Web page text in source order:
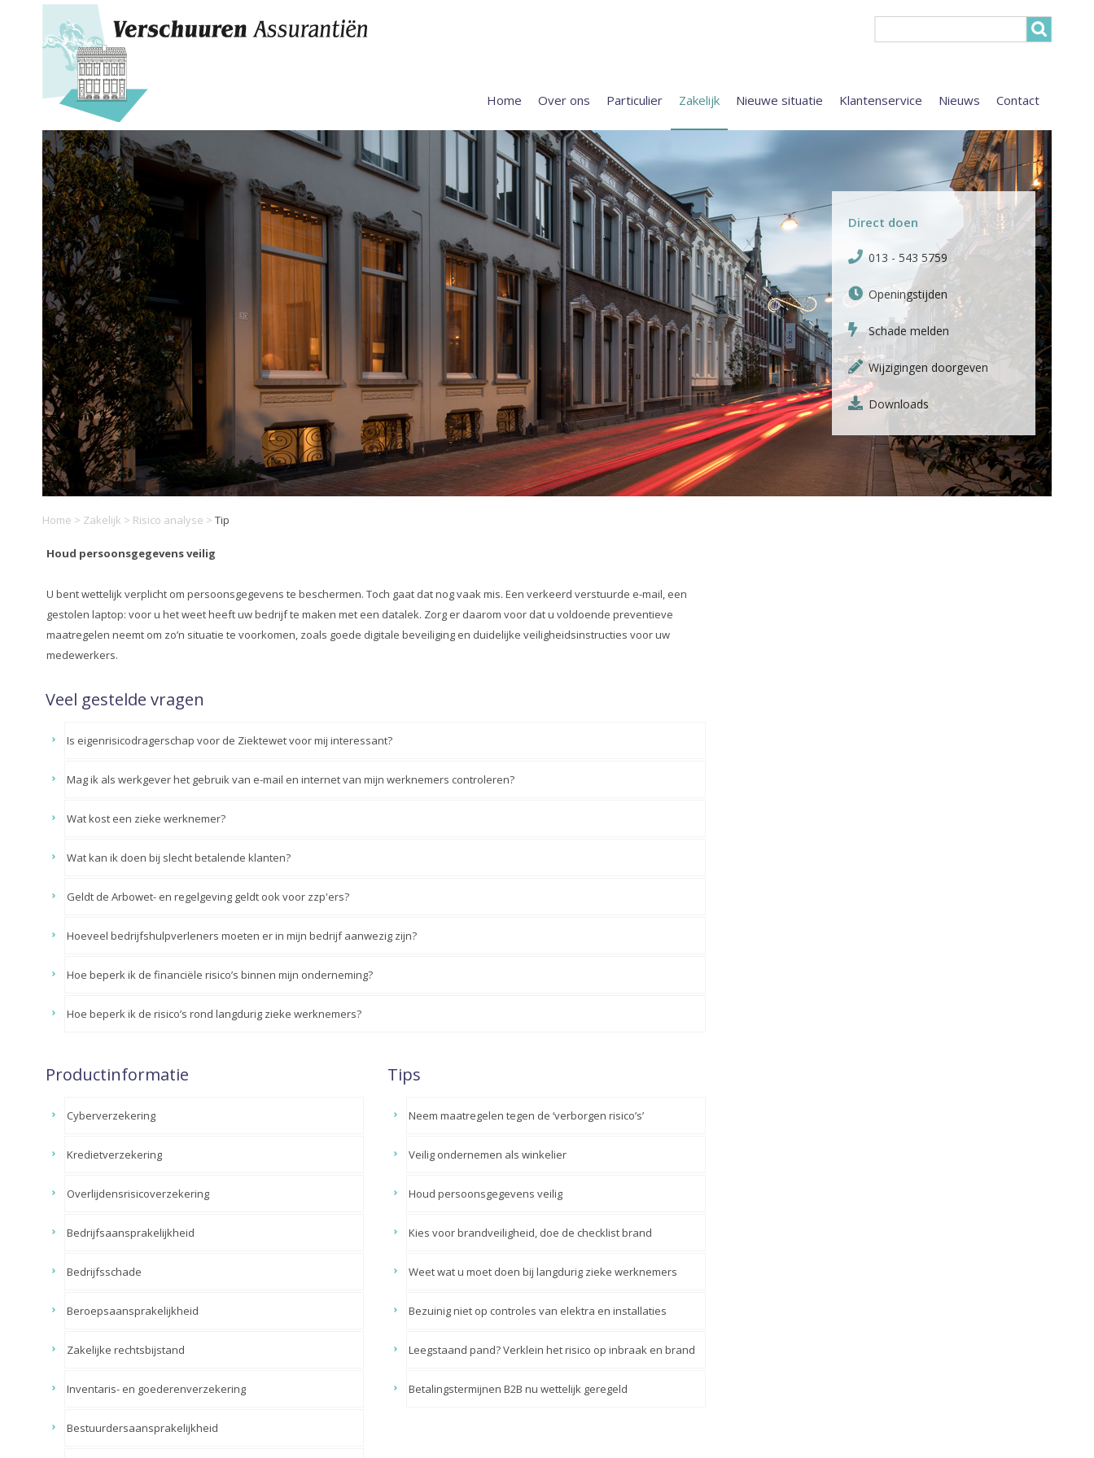
Direct doen
013 - 543 5759
Openingstijden
Schade melden
Wijzigingen doorgeven
Downloads
Home > Zakelijk > Risico analyse > Tip
Houd persoonsgegevens veilig
U bent wettelijk verplicht om persoonsgegevens te beschermen. Toch gaat dat nog vaak mis. Een verkeerd verstuurde e-mail, een
gestolen laptop: voor u het weet heeft uw bedrijf te maken met een datalek. Zorg er daarom voor dat u voldoende preventieve
maatregelen neemt om zo’n situatie te voorkomen, zoals goede digitale beveiliging en duidelijke veiligheidsinstructies voor uw
medewerkers.
Veel gestelde vragen
Is eigenrisicodragerschap voor de Ziektewet voor mij interessant?
Mag ik als werkgever het gebruik van e-mail en internet van mijn werknemers controleren?
Wat kost een zieke werknemer?
Wat kan ik doen bij slecht betalende klanten?
Geldt de Arbowet- en regelgeving geldt ook voor zzp'ers?
Hoeveel bedrijfshulpverleners moeten er in mijn bedrijf aanwezig zijn?
Hoe beperk ik de financiële risico’s binnen mijn onderneming?
Hoe beperk ik de risico’s rond langdurig zieke werknemers?
Productinformatie
Cyberverzekering
Kredietverzekering
Overlijdensrisicoverzekering
Bedrijfsaansprakelijkheid
Bedrijfsschade
Beroepsaansprakelijkheid
Zakelijke rechtsbijstand
Inventaris- en goederenverzekering
Bestuurdersaansprakelijkheid
Tips
Neem maatregelen tegen de ‘verborgen risico’s’
Veilig ondernemen als winkelier
Houd persoonsgegevens veilig
Kies voor brandveiligheid, doe de checklist brand
Weet wat u moet doen bij langdurig zieke werknemers
Bezuinig niet op controles van elektra en installaties
Leegstaand pand? Verklein het risico op inbraak en brand
Betalingstermijnen B2B nu wettelijk geregeld
Home Over ons Particulier Zakelijk Nieuwe situatie Klantenservice Nieuws Contact